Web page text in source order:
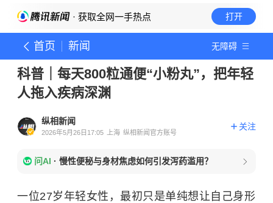
· 获取全网一手热点 打开
首页 新闻 无障碍
科普｜每天800粒通便“小粉丸”，把年轻
人拖入疾病深渊
纵相新闻
2026年5月26日17:05 上海 纵相新闻官方账号
关注
问AI · 慢性便秘与身材焦虑如何引发泻药滥用？
一位27岁年轻女性，最初只是单纯想让自己身形